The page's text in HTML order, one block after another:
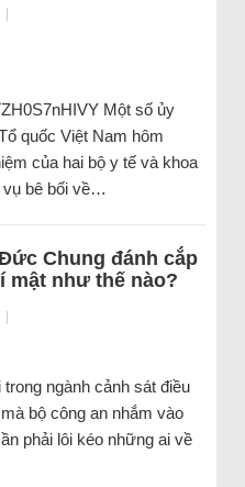
|
Một số ủy
quốc Việt Nam hôm
của hai bộ y tế và khoa
vụ bê bối về…
Chung đánh cắp
mật như thế nào?
|
ngành cảnh sát điều
bộ công an nhắm vào
phải lôi kéo những ai về